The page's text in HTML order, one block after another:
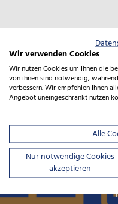
Die neue
Vorteilen für
schaffen und
Wir beraten Sie
Wir verwenden Cookies
Wir nutzen Cookies um Ihnen die
von ihnen sind notwendig,
verbessern. Wir empfehlen Ihnen
Angebot uneingeschränkt nutzen
Alle
Nur notwendige Cookies
akzeptieren